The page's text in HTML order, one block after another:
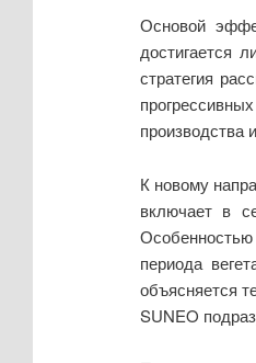
Основой
достигается
стратегия
производства
К новому
включает в
Особенностью
периода
объясняется
SUNEO